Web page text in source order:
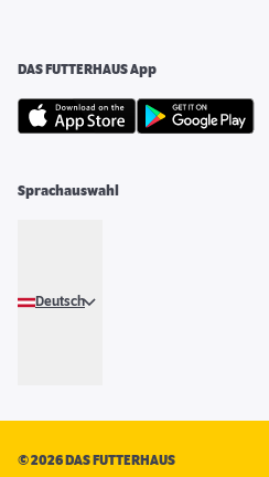
DAS FUTTERHAUS App
Sprachauswahl
Deutsch
©2026 DAS FUTTERHAUS